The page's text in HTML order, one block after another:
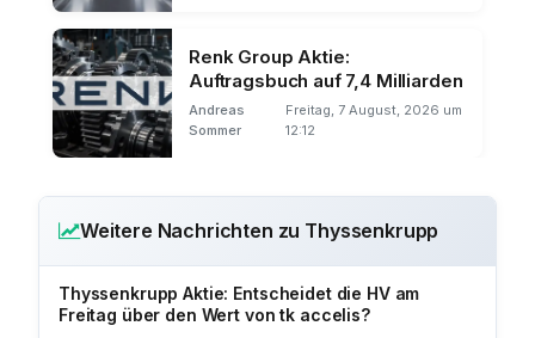
Renk Group Aktie:
Auftragsbuch auf 7,4 Milliarden
Andreas
Sommer
Freitag, 7 August, 2026 um
12:12
Weitere Nachrichten zu Thyssenkrupp
Thyssenkrupp Aktie: Entscheidet die HV am
Freitag über den Wert von tk accelis?